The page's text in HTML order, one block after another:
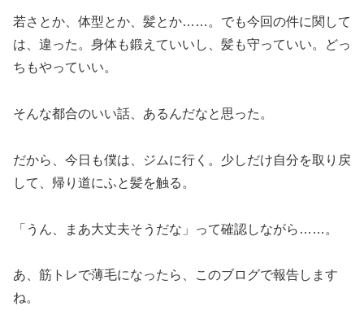
若さとか、体型とか、髪とか……。でも今回の件に関して
は、違った。身体も鍛えていいし、髪も守っていい。どっ
ちもやっていい。
そんな都合のいい話、あるんだなと思った。
だから、今日も僕は、ジムに行く。少しだけ自分を取り戻
して、帰り道にふと髪を触る。
「うん、まあ大丈夫そうだな」って確認しながら……。
あ、筋トレで薄毛になったら、このブログで報告します
ね。